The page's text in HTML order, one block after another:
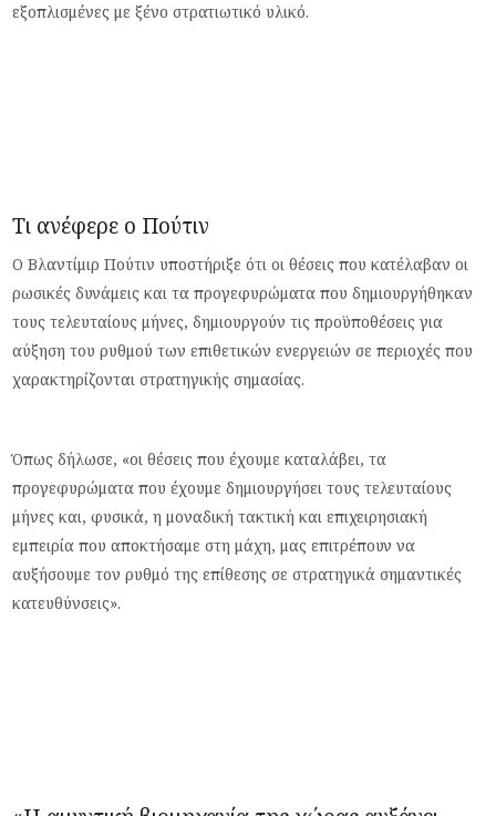
εξοπλισμένες με ξένο στρατιωτικό υλικό.
Τι ανέφερε ο Πούτιν
Ο Βλαντίμιρ Πούτιν υποστήριξε ότι οι θέσεις που κατέλαβαν οι
ρωσικές δυνάμεις και τα προγεφυρώματα που δημιουργήθηκαν
τους τελευταίους μήνες, δημιουργούν τις προϋποθέσεις για
αύξηση του ρυθμού των επιθετικών ενεργειών σε περιοχές που
χαρακτηρίζονται στρατηγικής σημασίας.
Όπως δήλωσε, «οι θέσεις που έχουμε καταλάβει, τα
προγεφυρώματα που έχουμε δημιουργήσει τους τελευταίους
μήνες και, φυσικά, η μοναδική τακτική και επιχειρησιακή
εμπειρία που αποκτήσαμε στη μάχη, μας επιτρέπουν να
αυξήσουμε τον ρυθμό της επίθεσης σε στρατηγικά σημαντικές
κατευθύνσεις».